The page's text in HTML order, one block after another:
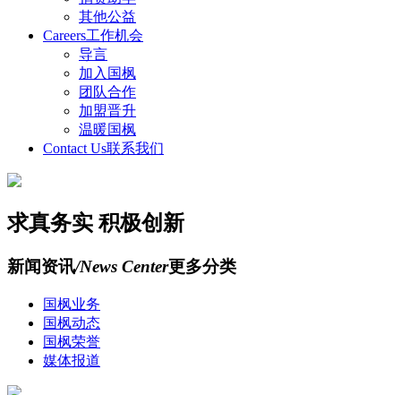
其他公益
Careers工作机会
导言
加入国枫
团队合作
加盟晋升
温暖国枫
Contact Us联系我们
求真务实 积极创新
新闻资讯/News Center更多分类
国枫业务
国枫动态
国枫荣誉
媒体报道